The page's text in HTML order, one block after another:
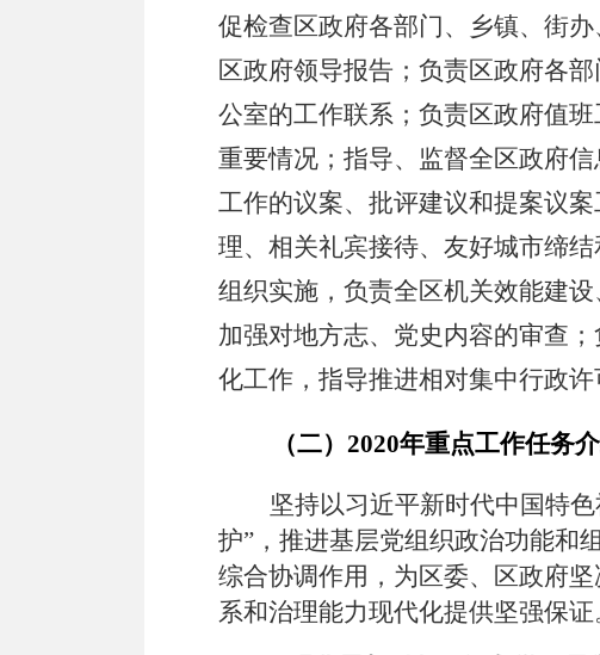
促检查区政府各部门、乡镇、街
区政府领导报告；负责区政府各
公室的工作联系；负责区政府值
重要情况；指导、监督全区政府
工作的议案、批评建议和提案议
理、相关礼宾接待、友好城市缔
组织实施，负责全区机关效能建
加强对地方志、党史内容的审查
化工作，指导推进相对集中行政
（二） 2020年重点工作任务介
坚持以习近平新时代中国特
护” ，推进基层党组织政治功能和
综合协调作用，为区委、区政府
系和治理能力现代化提供坚强保证